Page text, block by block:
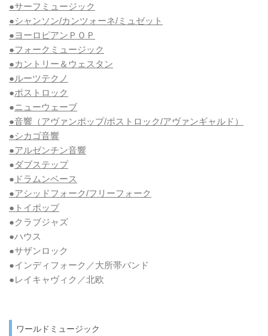
●サーフミュージック
●シャンソン/カンツォーネ/ミュゼット
●ヨーロピアンＰＯＰ
●フォークミュージック
●カントリー＆ウェスタン
●ルーツテクノ
●ポストロック
●ニューウェーブ
●音響（アヴァンポップ/ポストロック/アヴァンギャルド）
●シカゴ音響
●アルゼンチン音響
●ダブステップ
● ドラムンベース
●アシッドフォーク/フリーフォーク
●トイポップ
●クラブジャズ
●ハウス
●サザンロック
●インディフォーク／大所帯バンド
●レイキャヴィク／北欧
ワールドミュージック